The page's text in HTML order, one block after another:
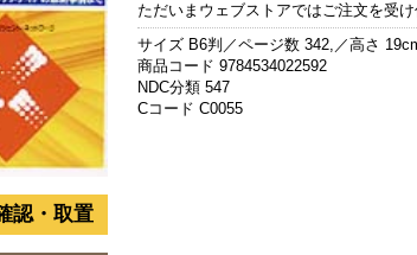
ただいまウェブストアではご注文を受け
サイズ B6判／ページ数 342,／高さ
商品コード 9784534022592
NDC分類 547
Cコード C0055